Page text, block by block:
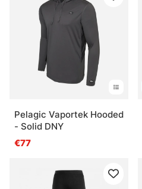
Pelagic Vaportek Hooded
- Solid DNY
€77